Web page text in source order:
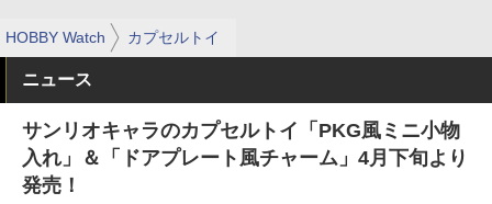
HOBBY Watch カプセルトイ
ニュース
サンリオキャラのカプセルトイ「PKG風ミニ小物
入れ」＆「ドアプレート風チャーム」4月下旬より
発売！